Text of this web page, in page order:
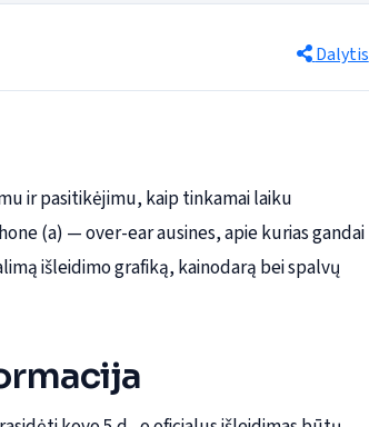
Dalytis
ir pasitikėjimu, kaip tinkamai laiku
(a) — over-ear ausines, apie kurias gandai
išleidimo grafiką, kainodarą bei spalvų